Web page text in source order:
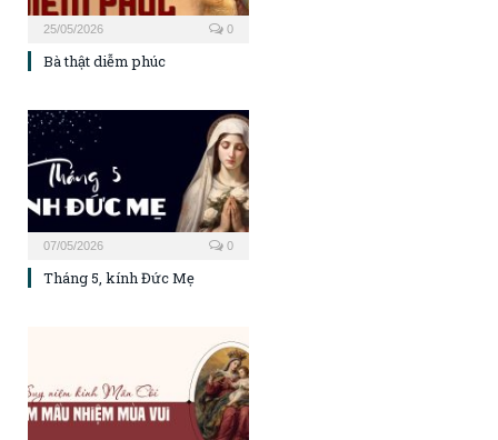
25/05/2026 0
Bà thật diễm phúc
07/05/2026 0
Tháng 5, kính Đức Mẹ